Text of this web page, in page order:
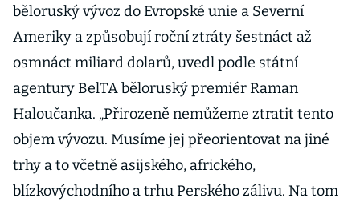
běloruský vývoz do Evropské unie a Severní
Ameriky a způsobují roční ztráty šestnáct až
osmnáct miliard dolarů, uvedl podle státní
agentury BelTA běloruský premiér Raman
Haloučanka. „Přirozeně nemůžeme ztratit tento
objem vývozu. Musíme jej přeorientovat na jiné
trhy a to včetně asijského, afrického,
blízkovýchodního a trhu Perského zálivu. Na tom